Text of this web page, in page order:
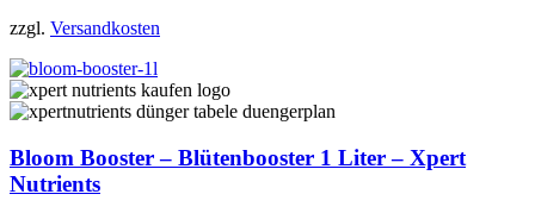
zzgl. Versandkosten
Bloom Booster – Blütenbooster 1 Liter – Xpert
Nutrients